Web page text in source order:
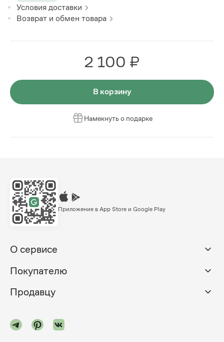
Условия доставки
Возврат и обмен товара
2 100 ₽
В корзину
Намекнуть о подарке
Приложение в App Store и Google Play
О сервисе
Покупателю
Продавцу